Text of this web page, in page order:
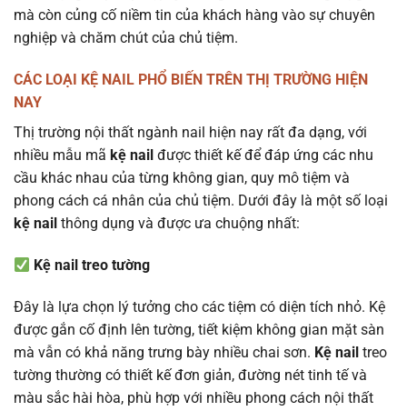
mà còn củng cố niềm tin của khách hàng vào sự chuyên
nghiệp và chăm chút của chủ tiệm.
CÁC LOẠI KỆ NAIL PHỔ BIẾN TRÊN THỊ TRƯỜNG HIỆN
NAY
Thị trường nội thất ngành nail hiện nay rất đa dạng, với
nhiều mẫu mã kệ nail được thiết kế để đáp ứng các nhu
cầu khác nhau của từng không gian, quy mô tiệm và
phong cách cá nhân của chủ tiệm. Dưới đây là một số loại
kệ nail thông dụng và được ưa chuộng nhất:
Kệ nail treo tường
Đây là lựa chọn lý tưởng cho các tiệm có diện tích nhỏ. Kệ
được gắn cố định lên tường, tiết kiệm không gian mặt sàn
mà vẫn có khả năng trưng bày nhiều chai sơn. Kệ nail treo
tường thường có thiết kế đơn giản, đường nét tinh tế và
màu sắc hài hòa, phù hợp với nhiều phong cách nội thất